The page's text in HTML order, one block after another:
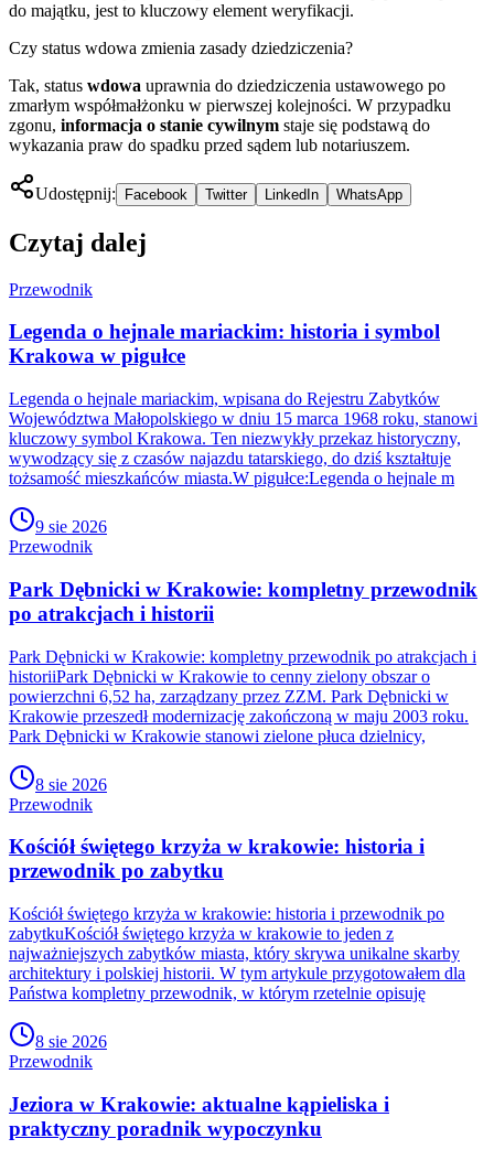
do majątku, jest to kluczowy element weryfikacji.
Czy status wdowa zmienia zasady dziedziczenia?
Tak, status wdowa uprawnia do dziedziczenia ustawowego po
zmarłym współmałżonku w pierwszej kolejności. W przypadku
zgonu, informacja o stanie cywilnym staje się podstawą do
wykazania praw do spadku przed sądem lub notariuszem.
Udostępnij: Facebook Twitter LinkedIn WhatsApp
Czytaj dalej
Przewodnik
Legenda o hejnale mariackim: historia i symbol
Krakowa w pigułce
Legenda o hejnale mariackim, wpisana do Rejestru Zabytków
Województwa Małopolskiego w dniu 15 marca 1968 roku, stanowi
kluczowy symbol Krakowa. Ten niezwykły przekaz historyczny,
wywodzący się z czasów najazdu tatarskiego, do dziś kształtuje
tożsamość mieszkańców miasta.W pigułce:Legenda o hejnale m
9 sie 2026
Przewodnik
Park Dębnicki w Krakowie: kompletny przewodnik
po atrakcjach i historii
Park Dębnicki w Krakowie: kompletny przewodnik po atrakcjach i
historiiPark Dębnicki w Krakowie to cenny zielony obszar o
powierzchni 6,52 ha, zarządzany przez ZZM. Park Dębnicki w
Krakowie przeszedł modernizację zakończoną w maju 2003 roku.
Park Dębnicki w Krakowie stanowi zielone płuca dzielnicy,
8 sie 2026
Przewodnik
Kościół świętego krzyża w krakowie: historia i
przewodnik po zabytku
Kościół świętego krzyża w krakowie: historia i przewodnik po
zabytkuKościół świętego krzyża w krakowie to jeden z
najważniejszych zabytków miasta, który skrywa unikalne skarby
architektury i polskiej historii. W tym artykule przygotowałem dla
Państwa kompletny przewodnik, w którym rzetelnie opisuję
8 sie 2026
Przewodnik
Jeziora w Krakowie: aktualne kąpieliska i
praktyczny poradnik wypoczynku